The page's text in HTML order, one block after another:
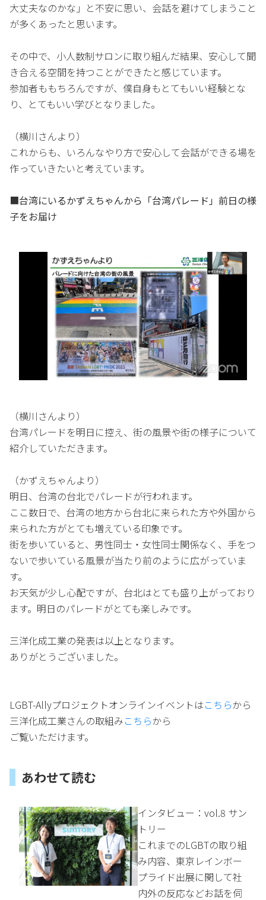
大丈夫なのかな」と不安に思い、会話を避けてしまうこと
が多くあったと思います。
その中で、小人数制サロンに取り組んだ結果、安心して聞
き合える空間を持つことができたと感じています。
参加者ももちろんですが、僕自身もとてもいい経験とな
り、とてもいい学びとなりました。
（横川さんより）
これからも、いろんなやり方で安心して会話ができる場を
作っていきたいと考えています。
■台湾にいるかずえちゃんから「台湾パレード」前日の様
子をお届け
（横川さんより）
台湾パレードを明日に控え、街の風景や街の様子について
紹介していただきます。
（かずえちゃんより）
明日、台湾の台北でパレードが行われます。
ここ数日で、台湾の地方から台北に来られた方や外国から
来られた方がとても増えている印象です。
街を歩いていると、男性同士・女性同士関係なく、手をつ
ないで歩いている風景が当たり前のように広がっていま
す。
お天気が少し心配ですが、台北はとても盛り上がっており
ます。明日のパレードがとても楽しみです。
三洋化成工業の発表は以上となります。
ありがとうございました。
LGBT-Allyプロジェクトオンラインイベントはこちらから
三洋化成工業さんの取組みこちらから
ご覧いただけます。
あわせて読む
インタビュー：vol.8 サン
トリー
これまでのLGBTの取り組
み内容、東京レインボー
プライド出展に関して社
内外の反応などお話を伺